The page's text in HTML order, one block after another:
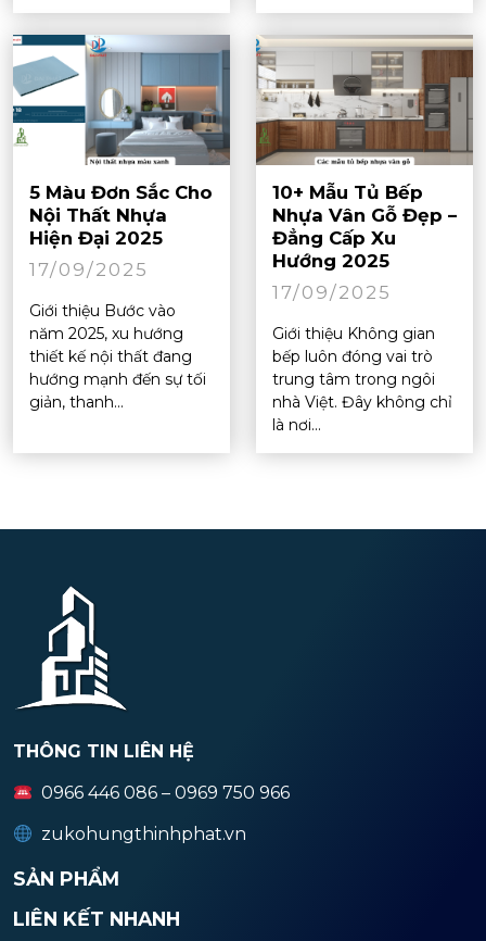
5 Màu Đơn Sắc Cho
Nội Thất Nhựa
Hiện Đại 2025
17/09/2025
Giới thiệu Bước vào
năm 2025, xu hướng
thiết kế nội thất đang
hướng mạnh đến sự tối
giản, thanh...
10+ Mẫu Tủ Bếp
Nhựa Vân Gỗ Đẹp –
Đẳng Cấp Xu
Hướng 2025
17/09/2025
Giới thiệu Không gian
bếp luôn đóng vai trò
trung tâm trong ngôi
nhà Việt. Đây không chỉ
là nơi...
THÔNG TIN LIÊN HỆ
0966 446 086 – 0969 750 966
zukohungthinhphat.vn
SẢN PHẨM
LIÊN KẾT NHANH